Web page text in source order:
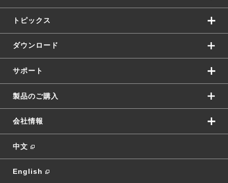
トピックス
ダウンロード
サポート
製品のご購入
会社情報
中文
English